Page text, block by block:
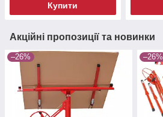
Купити
Акційні пропозиції та новинки
–26% –26%